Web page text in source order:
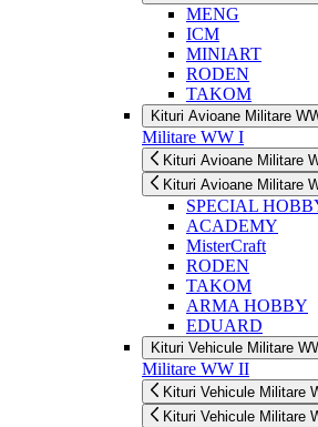
MENG
ICM
MINIART
RODEN
TAKOM
Kituri Avioane Militare
Militare WW I
Kituri Avioane Militare
Kituri Avioane Militare
SPECIAL
ACADEMY
MisterCraft
RODEN
TAKOM
ARMA HOBBY
EDUARD
Kituri Vehicule Militare
Militare WW II
Kituri Vehicule Militare
Kituri Vehicule Militare